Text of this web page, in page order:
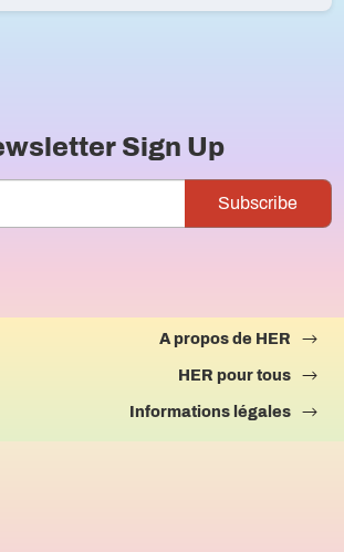
Sign Up
A propos de HER
HER pour tous
Informations légales